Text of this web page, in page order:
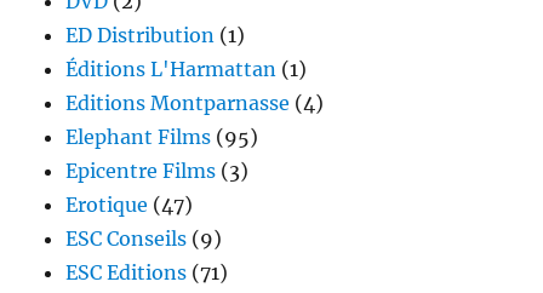
ED Distribution (1)
Éditions L'Harmattan (1)
Editions Montparnasse (4)
Elephant Films (95)
Epicentre Films (3)
Erotique (47)
ESC Conseils (9)
ESC Editions (71)